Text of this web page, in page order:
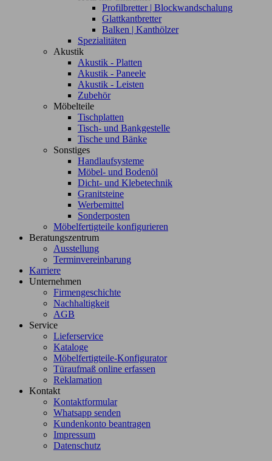
Profilbretter | Blockwandschalung
Glattkantbretter
Balken | Kanthölzer
Spezialitäten
Akustik
Akustik - Platten
Akustik - Paneele
Akustik - Leisten
Zubehör
Möbelteile
Tischplatten
Tisch- und Bankgestelle
Tische und Bänke
Sonstiges
Handlaufsysteme
Möbel- und Bodenöl
Dicht- und Klebetechnik
Granitsteine
Werbemittel
Sonderposten
Möbelfertigteile konfigurieren
Beratungszentrum
Ausstellung
Terminvereinbarung
Karriere
Unternehmen
Firmengeschichte
Nachhaltigkeit
AGB
Service
Lieferservice
Kataloge
Möbelfertigteile-Konfigurator
Türaufmaß online erfassen
Reklamation
Kontakt
Kontaktformular
Whatsapp senden
Kundenkonto beantragen
Impressum
Datenschutz